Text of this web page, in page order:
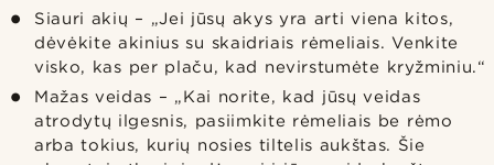
Siauri akių – „Jei jūsų akys yra arti viena kitos,
dėvėkite akinius su skaidriais rėmeliais. Venkite
visko, kas per plaču, kad nevirstumėte kryžminiu.“
Mažas veidas – „Kai norite, kad jūsų veidas
atrodytų ilgesnis, pasiimkite rėmeliais be rėmo
arba tokius, kurių nosies tiltelis aukštas. Šie